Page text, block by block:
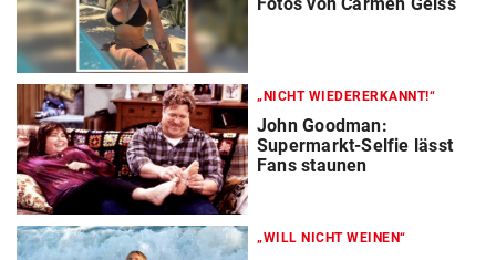
„NICHT WIEDERERKANNT!“
John Goodman:
Supermarkt-Selfie lässt
Fans staunen
„WILL NICHT WEINEN“